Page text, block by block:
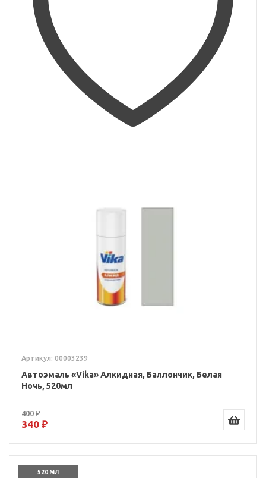
Артикул: 00003239
Автоэмаль «Vika» Алкидная, Баллончик, Белая
Ночь, 520мл
400 ₽
340 ₽
520 МЛ